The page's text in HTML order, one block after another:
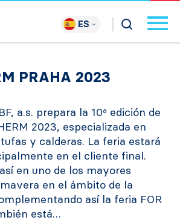
ES
PRAHA 2023
a.s. prepara la 10ª edición de
2023, especializada en
y calderas. La feria estará
en el cliente final.
en uno de los mayores
en el ámbito de la
así la feria FOR
está…